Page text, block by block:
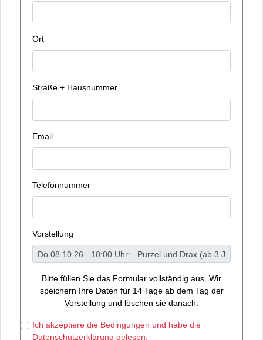
Ort
Straße + Hausnummer
Email
Telefonnummer
Vorstellung
Bitte füllen Sie das Formular vollständig aus. Wir
speichern Ihre Daten für 14 Tage ab dem Tag der
Vorstellung und löschen sie danach.
Ich akzeptiere die Bedingungen und habe die
Datenschutzerklärung gelesen.